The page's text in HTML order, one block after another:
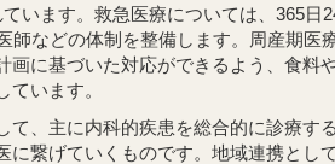
います。救急医療については、365日
などの体制を整備します。周産期
に基づいた対応ができるよう、食料
います。
、主に内科的疾患を総合的に診療す
繋げていくものです。地域連携とし